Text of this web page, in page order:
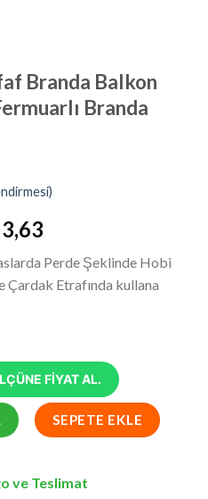
Branda Balkon
Branda
fiyat:
₺16.453,63.
Perde Şeklinde Hobi
Çardak Etrafında kullana
FİYAT AL.
Kapatma - Balkon
SEPETE EKLE
ve Teslimat